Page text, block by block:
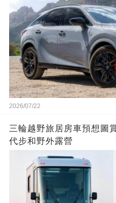
2026/07/22
三輪越野旅居房車預想圖
代步和野外露營